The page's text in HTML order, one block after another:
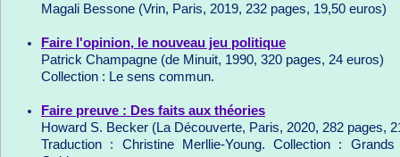
Magali Bessone (Vrin, Paris, 2019, 232 pages, 19,50 euros)
Faire l'opinion, le nouveau jeu politique
Patrick Champagne (de Minuit, 1990, 320 pages, 24 euros)
Collection : Le sens commun.
Faire preuve : Des faits aux théories
Howard S. Becker (La Découverte, Paris, 2020, 282 pages,
Traduction : Christine Merllie-Young. Collection : Grands